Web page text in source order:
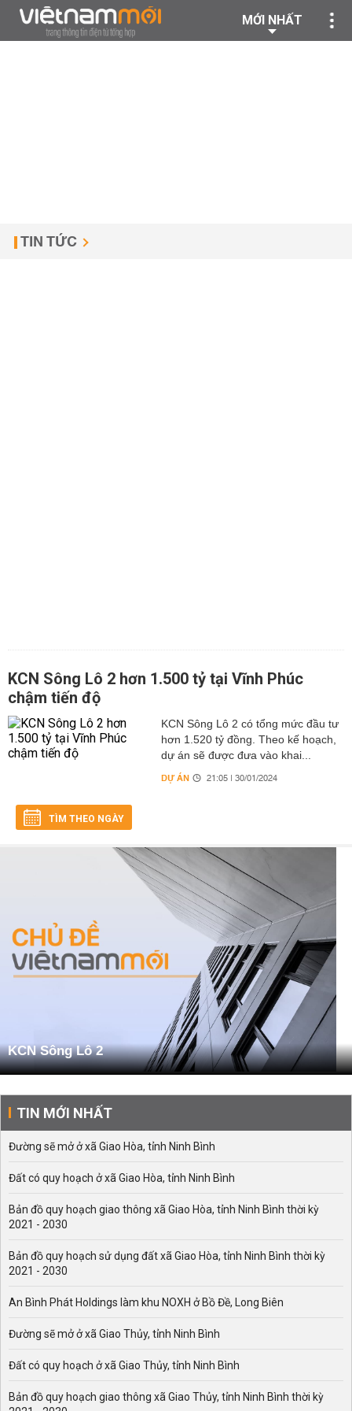
MỚI NHẤT
TIN TỨC
KCN Sông Lô 2 hơn 1.500 tỷ tại Vĩnh Phúc
chậm tiến độ
KCN Sông Lô 2 có tổng mức đầu tư
hơn 1.520 tỷ đồng. Theo kế hoạch,
dự án sẽ được đưa vào khai...
DỰ ÁN 21:05 | 30/01/2024
TÌM THEO NGÀY
KCN Sông Lô 2
TIN MỚI NHẤT
Đường sẽ mở ở xã Giao Hòa, tỉnh Ninh Bình
Đất có quy hoạch ở xã Giao Hòa, tỉnh Ninh Bình
Bản đồ quy hoạch giao thông xã Giao Hòa, tỉnh Ninh Bình thời kỳ
2021 - 2030
Bản đồ quy hoạch sử dụng đất xã Giao Hòa, tỉnh Ninh Bình thời kỳ
2021 - 2030
An Bình Phát Holdings làm khu NOXH ở Bồ Đề, Long Biên
Đường sẽ mở ở xã Giao Thủy, tỉnh Ninh Bình
Đất có quy hoạch ở xã Giao Thủy, tỉnh Ninh Bình
Bản đồ quy hoạch giao thông xã Giao Thủy, tỉnh Ninh Bình thời kỳ